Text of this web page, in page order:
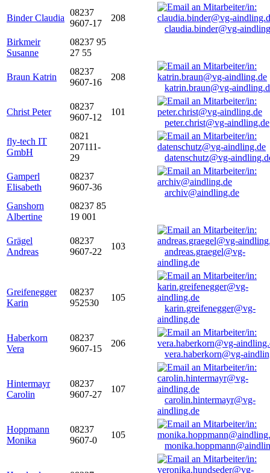
Binder Claudia
08237
9607-17
208
claudia.binder@vg-
Birkmeir
Susanne
08237 95
27 55
Braun Katrin
08237
9607-16
208
katrin.braun@vg-
Christ Peter
08237
9607-12
101
peter.christ@vg-aindling.de
fly-tech IT
GmbH
0821
207111-
29
datenschutz@vg-
Gamperl
Elisabeth
08237
9607-36
archiv@aindling.de
Ganshorn
Albertine
08237 85
19 001
Grägel
Andreas
08237
9607-22
103
andreas.graegel@vg-
aindling.de
Greifenegger
Karin
08237
952530
105
karin.greifenegger@vg-
aindling.de
Haberkorn
Vera
08237
9607-15
206
vera.haberkorn@vg-
Hintermayr
Carolin
08237
9607-27
107
carolin.hintermayr@vg-
aindling.de
Hoppmann
Monika
08237
9607-0
105